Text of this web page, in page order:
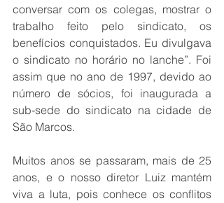
conversar com os colegas, mostrar o
trabalho feito pelo sindicato, os
benefícios conquistados. Eu divulgava
o sindicato no horário no lanche”. Foi
assim que no ano de 1997, devido ao
número de sócios, foi inaugurada a
sub-sede do sindicato na cidade de
São Marcos.
Muitos anos se passaram, mais de 25
anos, e o nosso diretor Luiz mantém
viva a luta, pois conhece os conflitos